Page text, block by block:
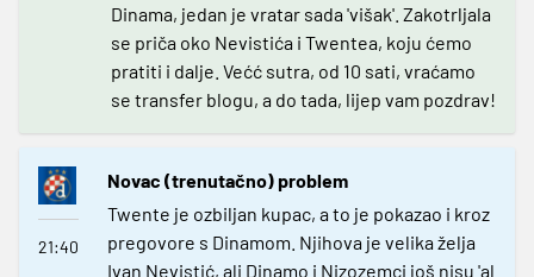
Dinama, jedan je vratar sada 'višak'. Zakotrljala
se priča oko Nevistića i Twentea, koju ćemo
pratiti i dalje. Većć sutra, od 10 sati, vraćamo
se transfer blogu, a do tada, lijep vam pozdrav!
21:40
Novac (trenutačno) problem
Twente je ozbiljan kupac, a to je pokazao i kroz
pregovore s Dinamom. Njihova je velika želja
Ivan Nevistić, ali Dinamo i Nizozemci još nisu 'al